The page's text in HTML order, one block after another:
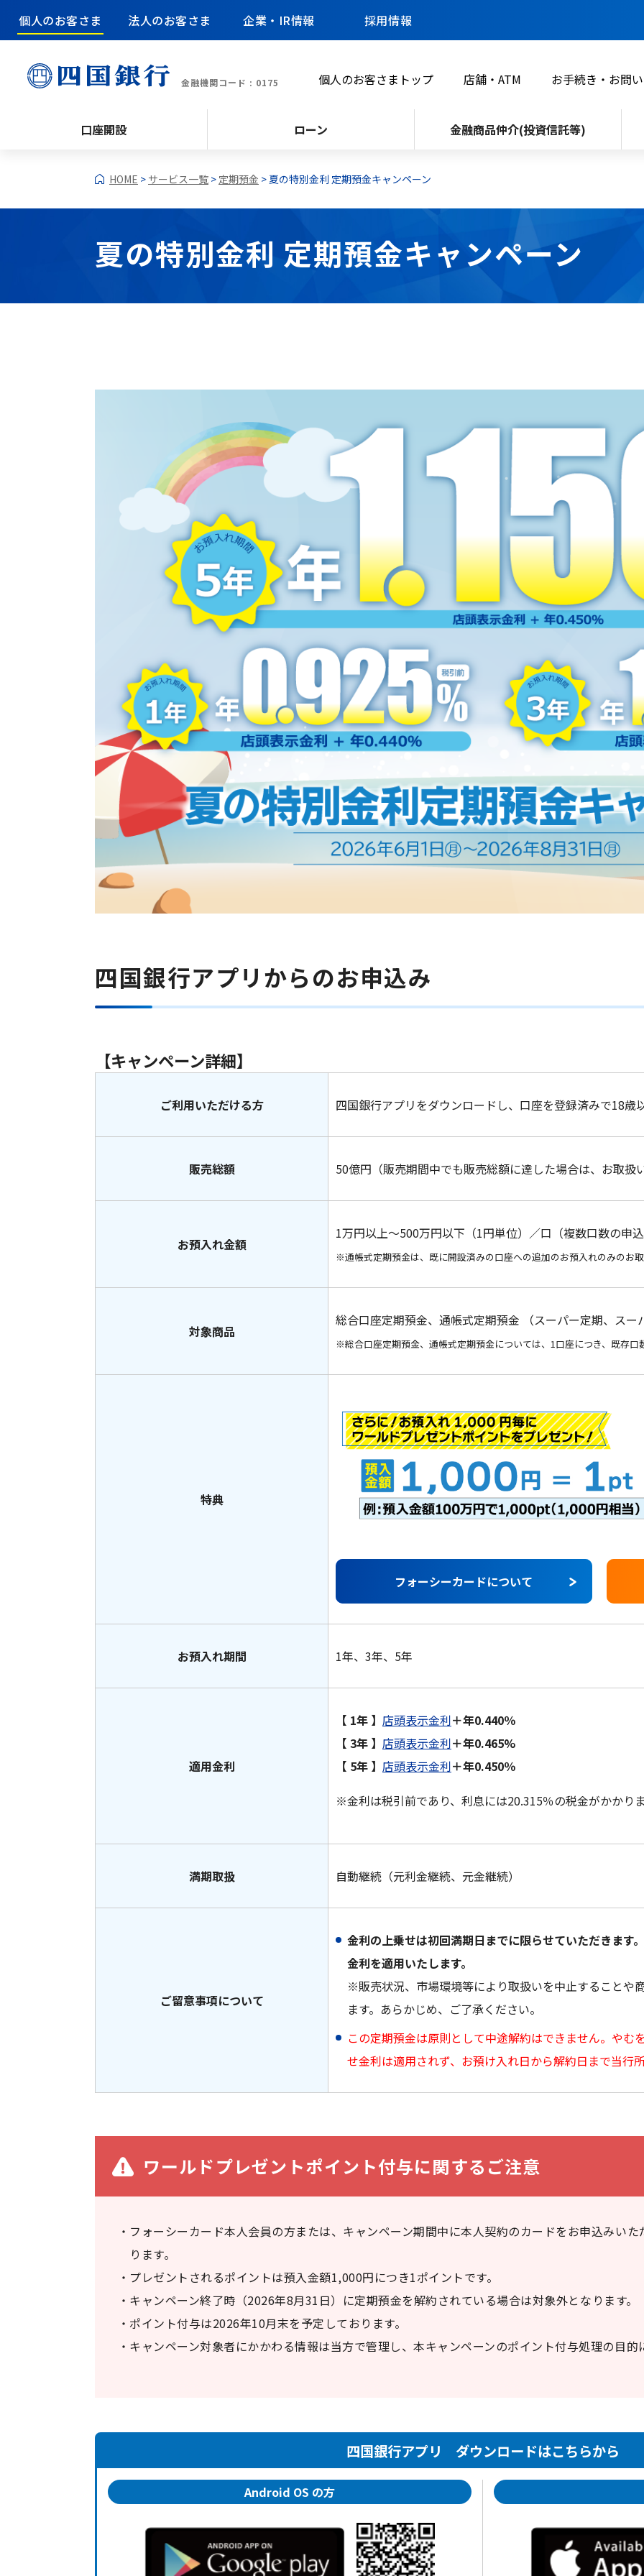
金融機関コード : 0175
個人のお客さま
個人のお客さまトップ 店舗・ATM お手続き・お問
口座開設 ローン 金融商品仲介(投資信託等)
法人のお客さま 企業・IR情報 採用情報
HOME > サービス一覧 > 定期預金 > 夏の特別金利 定期預金キャンペーン
夏の特別金利 定期預金キャンペーン
四国銀行アプリからのお申込み
【キャンペーン詳細】
ご利用いただける方 四国銀行アプリをダウンロードし、口座を登録済みで18歳
販売総額 50億円（販売期間中でも販売総額に達した場合は、お取扱
お預入れ金額
1万円以上～500万円以下（1円単位）／口（複数口数の申
※通帳式定期預金は、既に開設済みの口座への追加のお預入れのみのお
対象商品
総合口座定期預金、通帳式定期預金 （スーパー定期、スー
※総合口座定期預金、通帳式定期預金については、1口座につき、既存
特典
フォーシーカードについて
お預入れ期間 1年、3年、5年
適用金利
【 1年 】 店頭表示金利＋年0.440％
【 3年 】 店頭表示金利＋年0.465%
【 5年 】 店頭表示金利＋年0.450％
※金利は税引前であり、利息には20.315％の税金がかかり
満期取扱 自動継続（元利金継続、元金継続）
ご留意事項について
金利の上乗せは初回満期日までに限らせていただきます
金利を適用いたします。
※販売状況、市場環境等により取扱いを中止することや
ます。あらかじめ、ご了承ください。
この定期預金は原則として中途解約はできません。やむ
せ金利は適用されず、お預け入れ日から解約日まで当行
ワールドプレゼントポイント付与に関するご注意
フォーシーカード本人会員の方または、キャンペーン期間中に本人契約のカードをお申込みい
ります。
プレゼントされるポイントは預入金額1,000円につき1ポイントです。
キャンペーン終了時（2026年8月31日）に定期預金を解約されている場合は対象外となります。
ポイント付与は2026年10月末を予定しております。
キャンペーン対象者にかかわる情報は当方で管理し、本キャンペーンのポイント付与処理の目的
四国銀行アプリ ダウンロードはこちらから
Android OS の方